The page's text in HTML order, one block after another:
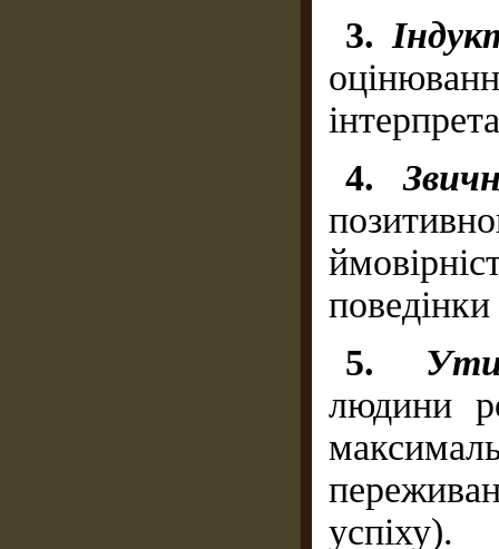
3.
4.
5.
людини
успіху).